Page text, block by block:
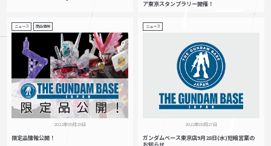
ア東京スタンプラリー開催！
ニュース 商品情報
2022年09月29日
限定品情報公開！
ニュース
2022年09月27日
ガンダムベース東京店9月28日(水)短縮営業の
お知らせ